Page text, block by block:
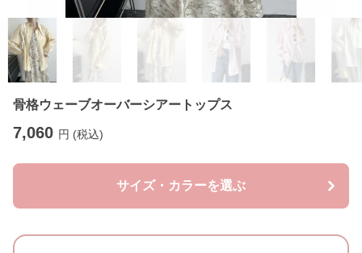
骨格ウェーブオーバーシアートップス
7,060 円 (税込)
サイズ・カラーを選ぶ